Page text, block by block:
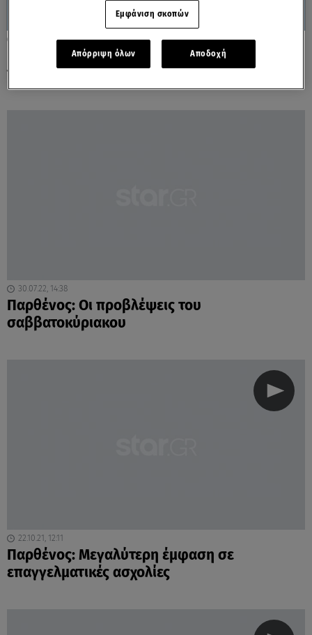
20.08.24, 11:27
Παρθένος: Μείνετε Ήρεμοι και μην Πιέζετε
τις Καταστάσεις
30.07.22, 14:38
Παρθένος: Οι προβλέψεις του
σαββατοκύριακου
22.10.21, 12:11
Παρθένος: Μεγαλύτερη έμφαση σε
επαγγελματικές ασχολίες
Εμφάνιση σκοπών
Απόρριψη όλων Αποδοχή